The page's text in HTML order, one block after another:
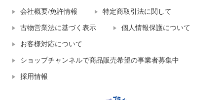
会社概要/免許情報 特定商取引法に関して
古物営業法に基づく表示 個人情報保護について
お客様対応について
ショップチャンネルで商品販売希望の事業者募集中
採用情報